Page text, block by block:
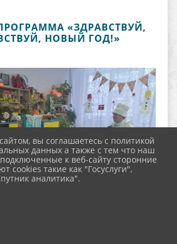
«ЗДРАВСТВУЙ,
НОВЫЙ ГОД!»
вы соглашаетесь с политикой
данных а также с тем что наш
к веб-сайту сторонние
cookies такие как "Госуслуги",
аналитика".